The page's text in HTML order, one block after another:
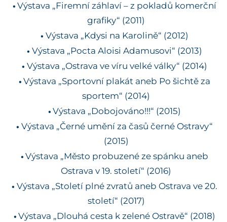
Výstava „Firemní záhlaví – z pokladů komerční
grafiky“ (2011)
Výstava „Kdysi na Karolině“ (2012)
Výstava „Pocta Aloisi Adamusovi“ (2013)
Výstava „Ostrava ve víru velké války“ (2014)
Výstava „Sportovní plakát aneb Po šichtě za
sportem“ (2014)
Výstava „Dobojováno!!!“ (2015)
Výstava „Černé umění za časů černé Ostravy“
(2015)
Výstava „Město probuzené ze spánku aneb
Ostrava v 19. století“ (2016)
Výstava „Století plné zvratů aneb Ostrava ve 20.
století“ (2017)
Výstava „Dlouhá cesta k zelené Ostravě“ (2018)